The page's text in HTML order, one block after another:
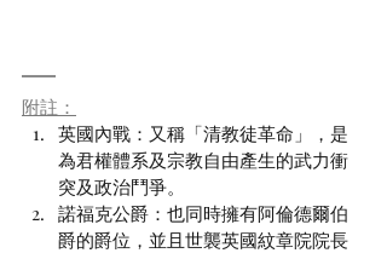
附註：
英國內戰：又稱「清教徒革命」，是
為君權體系及宗教自由產生的武力衝
突及政治鬥爭。
諾福克公爵：也同時擁有阿倫德爾伯
爵的爵位，並且世襲英國紋章院院長